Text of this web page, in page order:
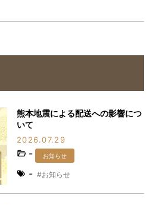
熊本地震による配送への影響につ
いて
2026.07.29
- お知らせ
- お知らせ